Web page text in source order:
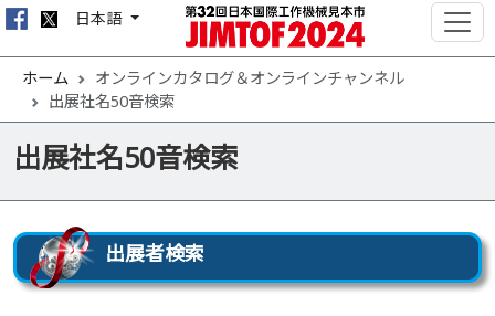
日本語
ホーム
オンラインカタログ＆オンラインチャンネル
出展社名50音検索
出展社名50音検索
出展者検索